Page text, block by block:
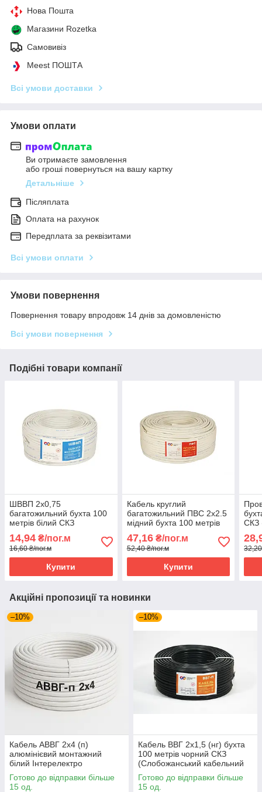
Нова Пошта
Магазини Rozetka
Самовивіз
Meest ПОШТА
Всі умови доставки
Умови оплати
Ви отримаєте замовлення
або гроші повернуться на вашу картку
Детальніше
Післяплата
Оплата на рахунок
Передплата за реквізитами
Всі умови оплати
Умови повернення
Повернення товару впродовж 14 днів за домовленістю
Всі умови повернення
Подібні товари компанії
ШВВП 2х0,75
багатожильний бухта 100
метрів білий СКЗ
кабельний завод)
14,94 ₴/пог.м
16,60 ₴/пог.м
Купити
Кабель круглий
багатожильний ПВС 2х2.5
мідний бухта 100 метрів
(Слобожанський
кабельний завод)
47,16₴/пог.м
52,40 ₴/пог.м
Купити
СКЗ
Акційні пропозиції та новинки
–10%
Кабель АВВГ 2х4 (п)
алюмінієвий монтажний
білий Інтерелектро
Готово до відправки більше
15 од.
–10%
Кабель ВВГ 2х1,5 (нг) бухта
100 метрів чорний СКЗ
(Слобожанський кабельний
завод)
Готово до відправки більше
15 од.